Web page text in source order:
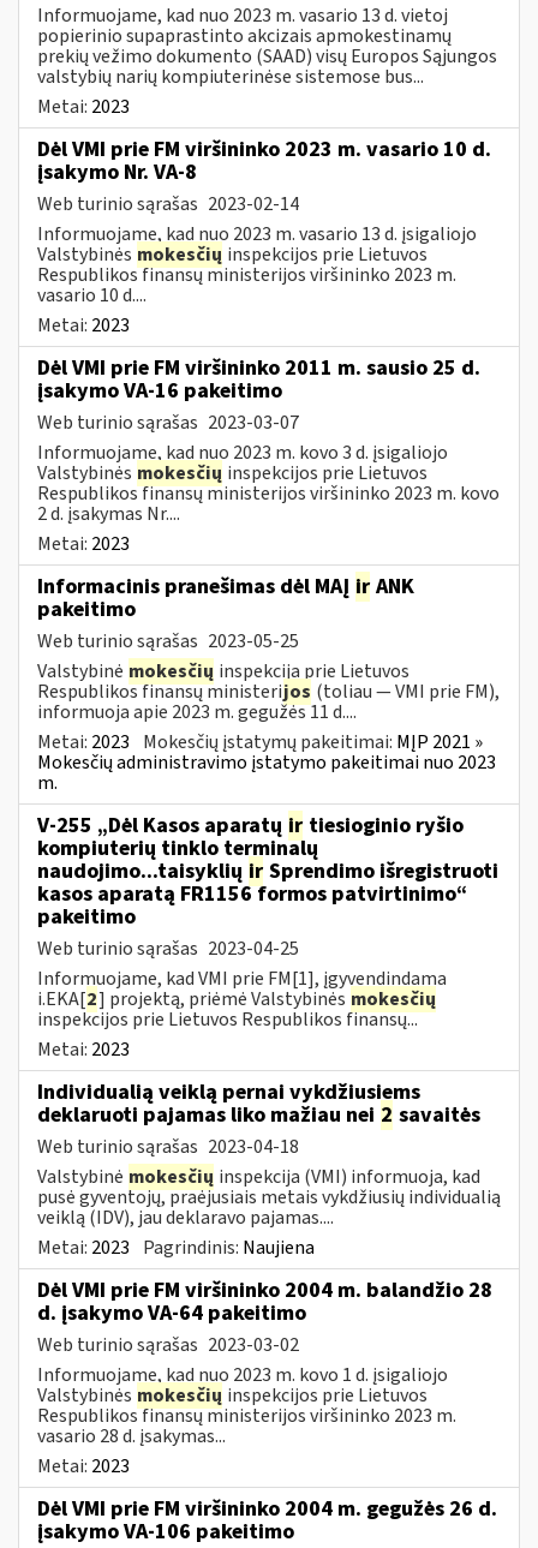
Informuojame, kad nuo 2023 m. vasario 13 d. vietoj
popierinio supaprastinto akcizais apmokestinamų
prekių vežimo dokumento (SAAD) visų Europos Sąjungos
valstybių narių kompiuterinėse sistemose bus...
Metai: 2023
Dėl VMI prie FM viršininko 2023 m. vasario 10 d.
įsakymo Nr. VA-8
Web turinio sąrašas 2023-02-14
Informuojame, kad nuo 2023 m. vasario 13 d. įsigaliojo
Valstybinės mokesčių inspekcijos prie Lietuvos
Respublikos finansų ministerijos viršininko 2023 m.
vasario 10 d....
Metai: 2023
Dėl VMI prie FM viršininko 2011 m. sausio 25 d.
įsakymo VA-16 pakeitimo
Web turinio sąrašas 2023-03-07
Informuojame, kad nuo 2023 m. kovo 3 d. įsigaliojo
Valstybinės mokesčių inspekcijos prie Lietuvos
Respublikos finansų ministerijos viršininko 2023 m. kovo
2 d. įsakymas Nr....
Metai: 2023
Informacinis pranešimas dėl MAĮ ir ANK
pakeitimo
Web turinio sąrašas 2023-05-25
Valstybinė mokesčių inspekcija prie Lietuvos
Respublikos finansų ministerijos (toliau — VMI prie FM),
informuoja apie 2023 m. gegužės 11 d....
Metai: 2023 Mokesčių įstatymų pakeitimai: MĮP 2021 »
Mokesčių administravimo įstatymo pakeitimai nuo 2023
m.
V-255 „Dėl Kasos aparatų ir tiesioginio ryšio
kompiuterių tinklo terminalų
naudojimo...taisyklių ir Sprendimo išregistruoti
kasos aparatą FR1156 formos patvirtinimo“
pakeitimo
Web turinio sąrašas 2023-04-25
Informuojame, kad VMI prie FM[1], įgyvendindama
i.EKA[2] projektą, priėmė Valstybinės mokesčių
inspekcijos prie Lietuvos Respublikos finansų...
Metai: 2023
Individualią veiklą pernai vykdžiusiems
deklaruoti pajamas liko mažiau nei 2 savaitės
Web turinio sąrašas 2023-04-18
Valstybinė mokesčių inspekcija (VMI) informuoja, kad
pusė gyventojų, praėjusiais metais vykdžiusių individualią
veiklą (IDV), jau deklaravo pajamas....
Metai: 2023 Pagrindinis: Naujiena
Dėl VMI prie FM viršininko 2004 m. balandžio 28
d. įsakymo VA-64 pakeitimo
Web turinio sąrašas 2023-03-02
Informuojame, kad nuo 2023 m. kovo 1 d. įsigaliojo
Valstybinės mokesčių inspekcijos prie Lietuvos
Respublikos finansų ministerijos viršininko 2023 m.
vasario 28 d. įsakymas...
Metai: 2023
Dėl VMI prie FM viršininko 2004 m. gegužės 26 d.
įsakymo VA-106 pakeitimo